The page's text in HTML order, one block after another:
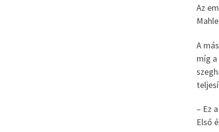
Az
A
míg
– Ez
Első